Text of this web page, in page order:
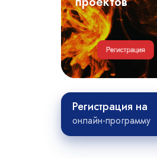
проектов
Регистрация на
онлайн-программу
Регистрация